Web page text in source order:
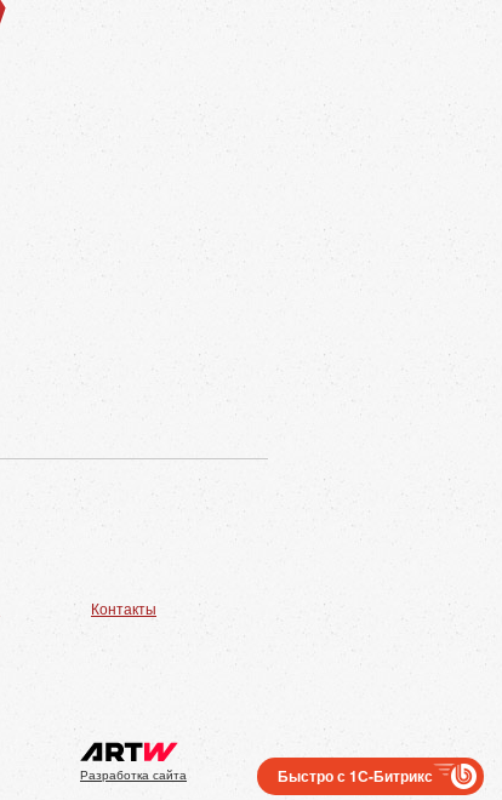
Контакты
Разработка сайта Быстро с 1С-Битрикс